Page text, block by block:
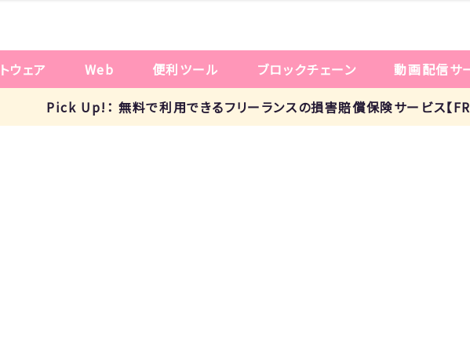
ウェア Web 便利ツール ブロックチェーン 動画配信サ
Pick Up!： 無料で利用できるフリーランスの損害賠償保険サービス【